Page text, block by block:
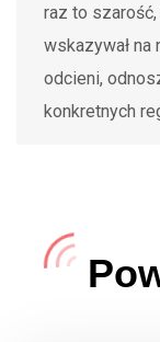
raz to
wskazywał na
odcieni,
konkretnych